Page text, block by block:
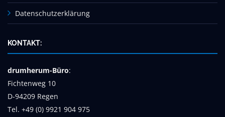
Datenschutzerklärung
KONTAKT:
drumherum-Büro:
Fichtenweg 10
D-94209 Regen
Tel. +49 (0) 9921 904 975